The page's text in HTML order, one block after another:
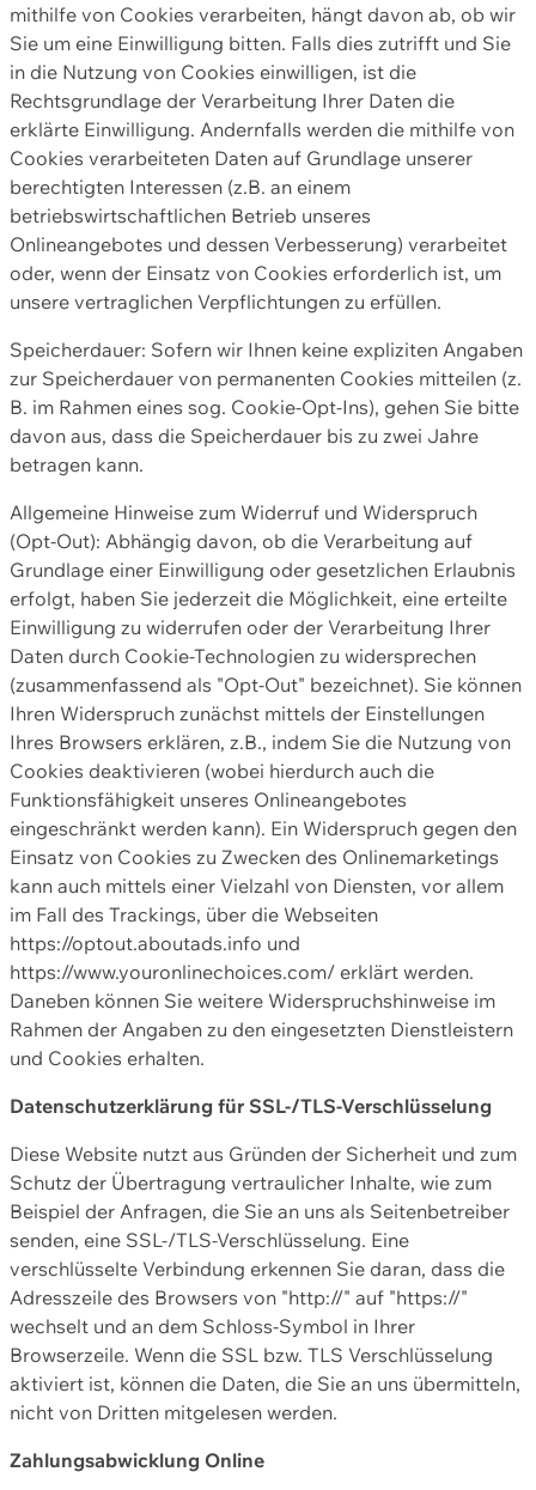
mithilfe von Cookies verarbeiten, hängt davon ab, ob wir
Sie um eine Einwilligung bitten. Falls dies zutrifft und Sie
in die Nutzung von Cookies einwilligen, ist die
Rechtsgrundlage der Verarbeitung Ihrer Daten die
erklärte Einwilligung. Andernfalls werden die mithilfe von
Cookies verarbeiteten Daten auf Grundlage unserer
berechtigten Interessen (z.B. an einem
betriebswirtschaftlichen Betrieb unseres
Onlineangebotes und dessen Verbesserung) verarbeitet
oder, wenn der Einsatz von Cookies erforderlich ist, um
unsere vertraglichen Verpflichtungen zu erfüllen.
Speicherdauer: Sofern wir Ihnen keine expliziten Angaben
zur Speicherdauer von permanenten Cookies mitteilen (z.
B. im Rahmen eines sog. Cookie-Opt-Ins), gehen Sie bitte
davon aus, dass die Speicherdauer bis zu zwei Jahre
betragen kann.
Allgemeine Hinweise zum Widerruf und Widerspruch
(Opt-Out): Abhängig davon, ob die Verarbeitung auf
Grundlage einer Einwilligung oder gesetzlichen Erlaubnis
erfolgt, haben Sie jederzeit die Möglichkeit, eine erteilte
Einwilligung zu widerrufen oder der Verarbeitung Ihrer
Daten durch Cookie-Technologien zu widersprechen
(zusammenfassend als "Opt-Out" bezeichnet). Sie können
Ihren Widerspruch zunächst mittels der Einstellungen
Ihres Browsers erklären, z.B., indem Sie die Nutzung von
Cookies deaktivieren (wobei hierdurch auch die
Funktionsfähigkeit unseres Onlineangebotes
eingeschränkt werden kann). Ein Widerspruch gegen den
Einsatz von Cookies zu Zwecken des Onlinemarketings
kann auch mittels einer Vielzahl von Diensten, vor allem
im Fall des Trackings, über die Webseiten
https://optout.aboutads.info und
https://www.youronlinechoices.com/ erklärt werden.
Daneben können Sie weitere Widerspruchshinweise im
Rahmen der Angaben zu den eingesetzten Dienstleistern
und Cookies erhalten.
Datenschutzerklärung für SSL-/TLS-Verschlüsselung
Diese Website nutzt aus Gründen der Sicherheit und zum
Schutz der Übertragung vertraulicher Inhalte, wie zum
Beispiel der Anfragen, die Sie an uns als Seitenbetreiber
senden, eine SSL-/TLS-Verschlüsselung. Eine
verschlüsselte Verbindung erkennen Sie daran, dass die
Adresszeile des Browsers von "http://" auf "https://"
wechselt und an dem Schloss-Symbol in Ihrer
Browserzeile. Wenn die SSL bzw. TLS Verschlüsselung
aktiviert ist, können die Daten, die Sie an uns übermitteln,
nicht von Dritten mitgelesen werden.
Zahlungsabwicklung Online